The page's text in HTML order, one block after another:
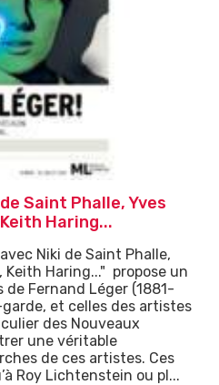
Saint Phalle, Yves
Haring...
Niki de Saint Phalle,
Keith Haring..." propose un
Fernand Léger (1881-
et celles des artistes
des Nouveaux
une véritable
de ces artistes. Ces
Roy Lichtenstein ou pl...